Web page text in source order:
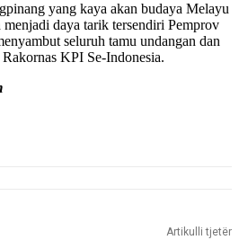
yang kaya akan budaya Melayu
daya tarik tersendiri Pemprov
seluruh tamu undangan dan
KPI Se-Indonesia.
Artikulli tjetër